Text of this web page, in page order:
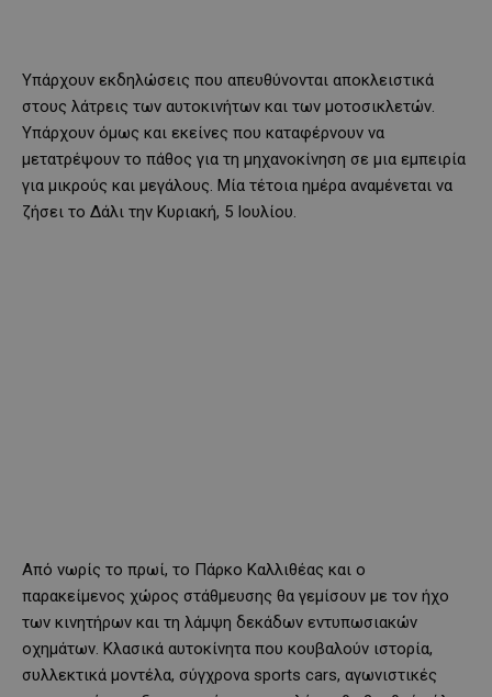
Υπάρχουν εκδηλώσεις που απευθύνονται αποκλειστικά
στους λάτρεις των αυτοκινήτων και των μοτοσικλετών.
Υπάρχουν όμως και εκείνες που καταφέρνουν να
μετατρέψουν το πάθος για τη μηχανοκίνηση σε μια εμπειρία
για μικρούς και μεγάλους. Μία τέτοια ημέρα αναμένεται να
ζήσει το Δάλι την Κυριακή, 5 Ιουλίου.
Από νωρίς το πρωί, το Πάρκο Καλλιθέας και ο
παρακείμενος χώρος στάθμευσης θα γεμίσουν με τον ήχο
των κινητήρων και τη λάμψη δεκάδων εντυπωσιακών
οχημάτων. Κλασικά αυτοκίνητα που κουβαλούν ιστορία,
συλλεκτικά μοντέλα, σύγχρονα sports cars, αγωνιστικές